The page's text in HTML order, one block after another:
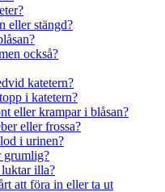
eller stängd?
också?
katetern?
i katetern?
eller krampar i blåsan?
eller frossa?
i urinen?
grumlig?
illa?
att föra in eller ta ut